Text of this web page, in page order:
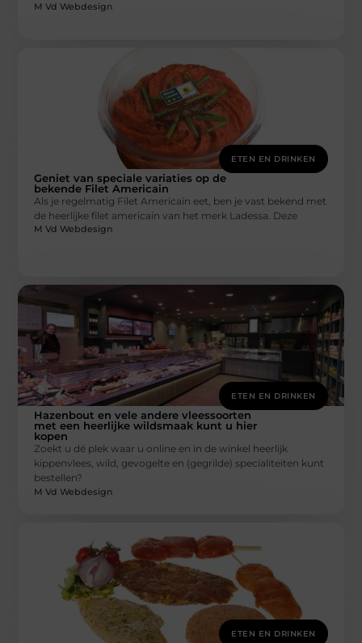
M Vd Webdesign
ETEN EN DRINKEN
Geniet van speciale variaties op de
bekende Filet Americain
Als je regelmatig Filet Americain eet, ben je vast bekend met
de heerlijke filet americain van het merk Ladessa. Deze
M Vd Webdesign
ETEN EN DRINKEN
Hazenbout en vele andere vleessoorten
met een heerlijke wildsmaak kunt u hier
kopen
Zoekt u dé plek waar u online en in de winkel heerlijk
kippenvlees, wild, gevogelte en (gegrilde) specialiteiten kunt
bestellen?
M Vd Webdesign
ETEN EN DRINKEN